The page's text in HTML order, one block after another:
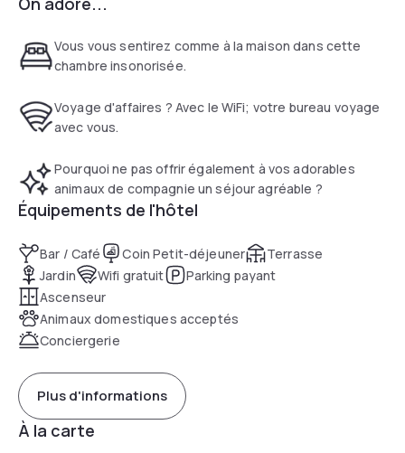
Vous vous sentirez comme à la maison dans cette
chambre insonorisée.
Voyage d'affaires ? Avec le WiFi; votre bureau voyage
avec vous.
Pourquoi ne pas offrir également à vos adorables
animaux de compagnie un séjour agréable ?
Équipements de l'hôtel
Bar / Café Coin Petit-déjeuner
Terrasse
Jardin
Wifi gratuit
Parking payant
Ascenseur
Animaux domestiques acceptés
Conciergerie
Plus d'informations
À la carte